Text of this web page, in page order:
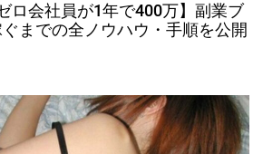
ロ会社員が1年で400万】副業ブ
までの全ノウハウ・手順を公開